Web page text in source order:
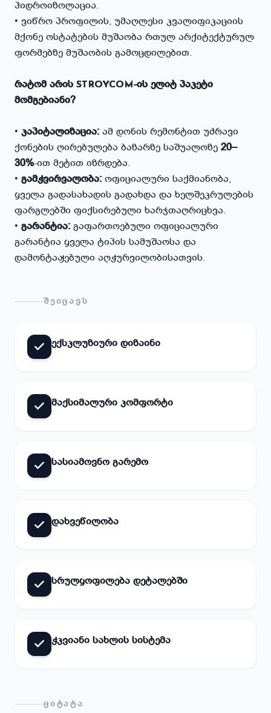
ჰიდროიზოლაცია.
• ვიწრო პროფილის, უმაღლესი კვალიფიკაციის
მქონე ოსტატების მუშაობა რთულ არქიტექტურულ
ფორმებზე მუშაობის გამოცდილებით.
რატომ არის STROYCOM -ის ელიტ პაკეტი
მომგებიანი?
• კაპიტალიზაცია: ამ დონის რემონტით უძრავი
ქონების ღირებულება ბაზარზე საშუალოზე 20–
30%-ით მეტით იზრდება.
• გამჭვირვალობა: ოფიციალური საქმიანობა,
ყველა გადასახადის გადახდა და ხელშეკრულების
ფარგლებში ფიქსირებული ხარჯთაღრიცხვა.
• გარანტია: გაფართოებული ოფიციალური
გარანტია ყველა ტიპის სამუშაოსა და
დამონტაჟებული აღჭურვილობისათვის.
ᲨᲔᲘᲪᲐᲕᲡ
ექსკლუზიური დიზაინი
მაქსიმალური კომფორტი
სასიამოვნო გარემო
დახვეწილობა
სრულყოფილება დეტალებში
ჭკვიანი სახლის სისტემა
ᲪᲘᲢᲐᲢᲐ